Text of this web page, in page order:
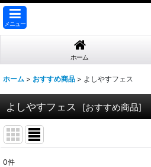
メニュー
ホーム
ホーム > おすすめ商品 > よしやすフェス
よしやすフェス [おすすめ商品]
0件